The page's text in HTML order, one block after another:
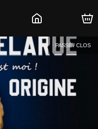
PASSÉ / CLOS